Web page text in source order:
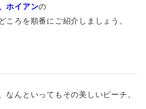
ホイアンの
ころを順番にご紹介しましょう。
なんといってもその美しいビーチ。